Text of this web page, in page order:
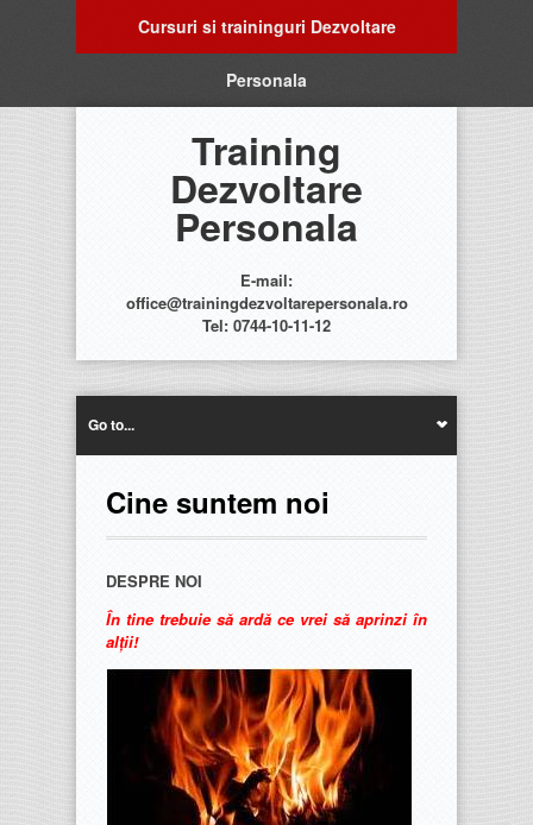
Cursuri si traininguri Dezvoltare
Personala
Training
Dezvoltare
Personala
E-mail:
office@trainingdezvoltarepersonala.ro
Tel: 0744-10-11-12
Go to...
Cine suntem noi
DESPRE NOI
În tine trebuie să ardă ce vrei să aprinzi în
alții!